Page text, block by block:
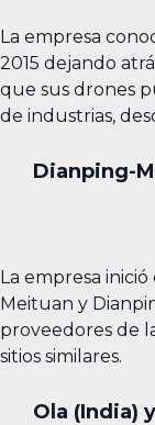
La empresa
2015 dejando
que sus drones
de industrias,
Dianping-
La empresa
Meituan y
proveedores de
sitios similares.
Ola (India)